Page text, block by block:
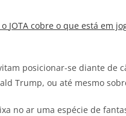
JOTA cobre o que está em
posicionar-se diante de
Trump, ou até mesmo
no ar uma espécie de